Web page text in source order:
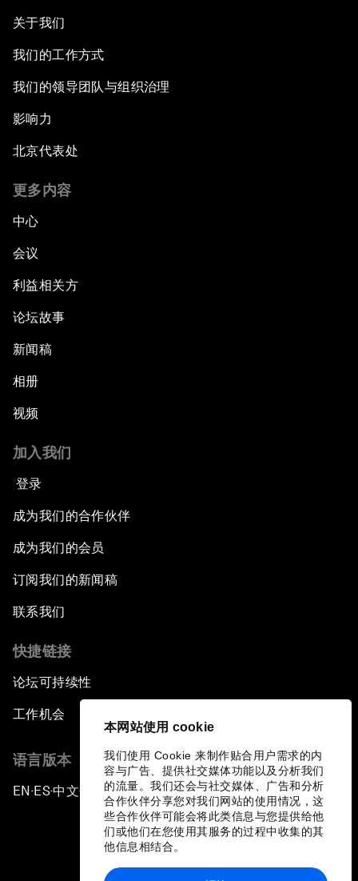
本网站使用 cookie
我们使用 Cookie 来制作贴合用户需求的内
容与广告、提供社交媒体功能以及分析我们
的流量。我们还会与社交媒体、广告和分析
合作伙伴分享您对我们网站的使用情况，这
些合作伙伴可能会将此类信息与您提供给他
们或他们在您使用其服务的过程中收集的其
他信息相结合。
关于我们
我们的工作方式
我们的领导团队与组织治理
影响力
北京代表处
更多内容
中心
会议
利益相关方
论坛故事
新闻稿
相册
视频
加入我们
登录
成为我们的合作伙伴
成为我们的会员
订阅我们的新闻稿
联系我们
快捷链接
论坛可持续性
工作机会
语言版本
EN ▪ ES▪中文▪ 日本語